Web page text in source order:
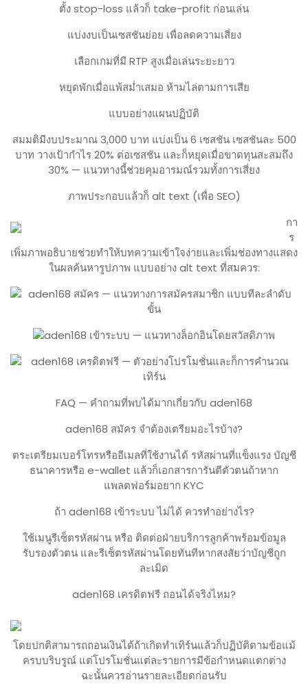
ตั้ง stop-loss แล้วก็ take-profit ก่อนเล่น
แบ่งงบเป็นเซสชันย่อย เพื่อลดความเสี่ยง
เลือกเกมที่มี RTP สูงเมื่อเล่นระยะยาว
หยุดพักเมื่อแพ้สม่ำเสมอ ห้ามไล่ตามการเสีย
แบบอย่างแผนปฏิบัติ
สมมติมีงบประมาณ 3,000 บาท แบ่งเป็น 6 เซสชัน เซสชันละ 500
บาท วางเป้ากำไร 20% ต่อเซสชัน และก็หยุดเมื่อขาดทุนสะสมถึง
30% — แนวทางนี้ช่วยคุมอารมณ์รวมทั้งการเสี่ยง
ภาพประกอบแล้วก็ alt text (เพื่อ SEO)
กา
ร
เพิ่มภาพอธิบายช่วยทำให้บทความเข้าใจง่ายและเพิ่มช่องทางแสดง
ในผลค้นหารูปภาพ แบบอย่าง alt text ที่สมควร:
FAQ — คำถามที่พบได้มากเกี่ยวกับ aden168
aden168 สมัคร จำต้องเตรียมอะไรบ้าง?
ตระเตรียมเบอร์โทรหรืออีเมลที่ใช้งานได้ รหัสผ่านที่แข็งแรง บัญชี
ธนาคารหรือ e-wallet แล้วก็เอกสารการันตีตัวตนถ้าหาก
แพลตฟอร์มอยาก KYC
ถ้า aden168 เข้าระบบ ไม่ได้ ควรทำอย่างไร?
ใช้เมนูรีเซ็ตรหัสผ่าน หรือ ติดต่อฝ่ายบริการลูกค้าพร้อมข้อมูล
รับรองตัวตน และรีเซ็ตรหัสผ่านโดยทันทีหากสงสัยว่าบัญชีถูก
ละเมิด
aden168 เครดิตฟรี ถอนได้จริงไหม?
โดยปกติสามารถถอนเงินได้ถ้าเกิดทำเทิร์นแล้วก็ปฏิบัติตามข้อแม้
ครบบริบรูณ์ แต่โปรโมชั่นแต่ละรายการมีข้อกำหนดแตกต่าง
ฉะนั้นควรอ่านรายละเอียดก่อนรับ